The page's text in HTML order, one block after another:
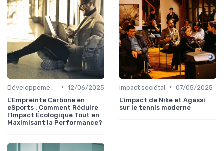
• 12/06/2025
L'Empreinte Carbone en
eSports : Comment Réduire
l'Impact Écologique Tout en
Maximisant la Performance?
Impact sociétal • 07/05/2025
L'impact de Nike et Agassi
sur le tennis moderne